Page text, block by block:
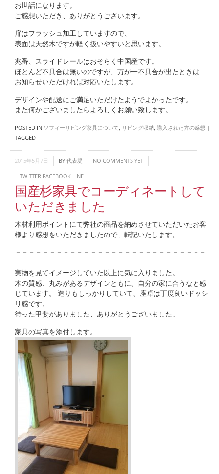
お世話になります。
ご感想いただき、ありがとうございます。
扉はフラッシュ加工していますので、
表面は天然木ですが軽く扱いやすいと思います。
兆番、スライドレールはおそらく中国産です。
ほとんど不具合は無いのですが、万が一不具合が出たときは
お知らせいただければ対応いたします。
デザインや配送にご満足いただけたようでよかったです。
また何かございましたらよろしくお願い致します。
POSTED IN ソフィーリビング家具について, リビング収納, 購入された方の感想 |
TAGGED
2015年5月7日 BY 代表堤 NO COMMENTS YET
TWITTER FACEBOOK LINE
国産杉家具でコーディネートして
いただきました
木材利用ポイントにて弊社の商品を納めさせていただいたお客
様より感想をいただきましたので、転記いたします。
－－－－－－－－－－－－－－－－－－－－－－－－－－－－
－－－－－－－－
実物を見てイメージしていた以上に気に入りました。
木の質感、丸みがあるデザインともに、自分の家に合うなと感
じています。 造りもしっかりしていて、座卓は丁度良いドッシ
リ感です。
待った甲斐がありました、ありがとうございました。
家具の写真を添付します。